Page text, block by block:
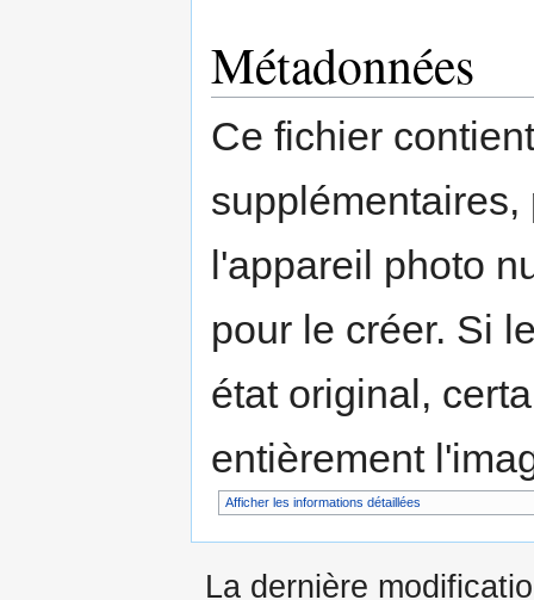
Métadonnées
Ce fichier
l'appareil photo
pour le créer. Si
état original,
entièrement
Afficher les informations détaillées
La dernière